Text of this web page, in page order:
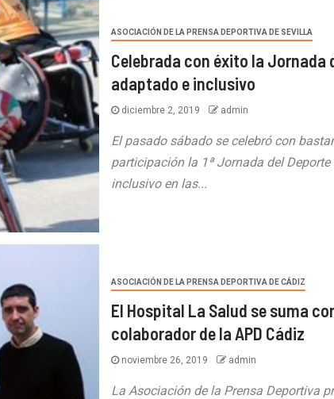
ASOCIACIÓN DE LA PRENSA DEPORTIVA DE SEVILLA
Celebrada con éxito la Jornada
adaptado e inclusivo
diciembre 2, 2019 admin
El pasado sábado se celebró con
participación la 1ª Jornada del Deporte
inclusivo en las...
ASOCIACIÓN DE LA PRENSA DEPORTIVA DE CÁDIZ
El Hospital La Salud se suma
colaborador de la APD Cádiz
noviembre 26, 2019 admin
La Asociación de la Prensa Deportiva